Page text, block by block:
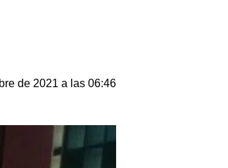
de 2021 a las 06:46